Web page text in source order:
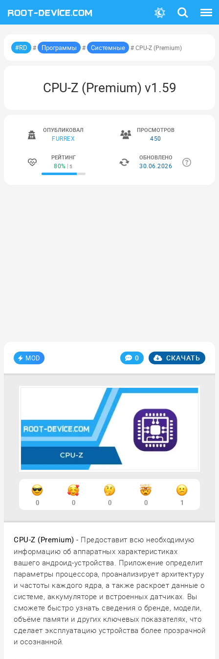
Поиск
#RD # Программы # Системные # CPU-Z (Premium)
CPU-Z (Premium) v1.59
ОПУБЛИКОВАЛ
FURREX
ПРОСМОТРОВ
450
РЕЙТИНГ
80% 5
ОБНОВЛЕНО
30.06.2026
MOD СКАЧАТЬ
0
0 0 0 0 1
CPU-Z (Premium) - Предоставит всю необходимую
информацию об аппаратных характеристиках
вашего андроид-устройства. Приложение определит
параметры процессора, проанализирует архитектуру
и частоты каждого ядра, а также раскроет данные о
системе, аккумуляторе и встроенных датчиках. Вы
сможете быстро узнать сведения о бренде, модели,
объёме памяти и других ключевых показателях, что
сделает эксплуатацию устройства более прозрачной
и осознанной.